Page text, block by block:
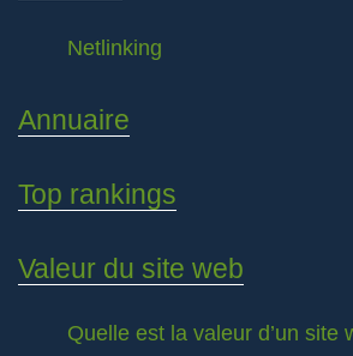
Netlinking
Annuaire
Top rankings
Valeur du site web
Quelle est la valeur d’un site